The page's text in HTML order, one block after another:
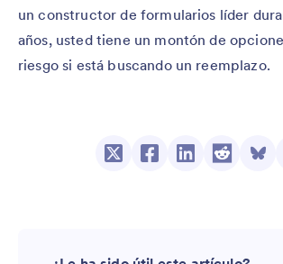
un constructor de formularios líder
años, usted tiene un montón de
riesgo si está buscando un reemplazo.